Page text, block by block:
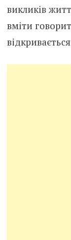
викликів
вміти